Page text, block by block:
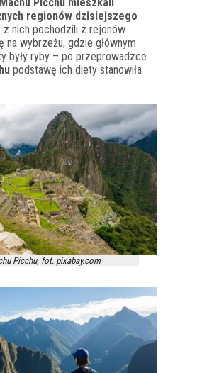
regionów dzisiejszego
z nich pochodzili z rejonów
na wybrzeżu, gdzie głównym
były ryby – po przeprowadzce
podstawę ich diety stanowiła
Picchu, fot. pixabay.com